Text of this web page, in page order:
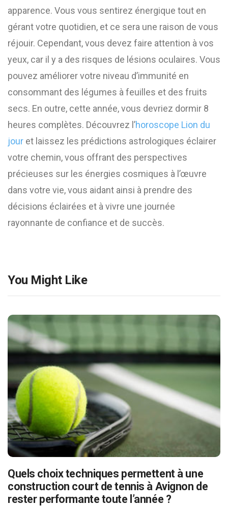
apparence. Vous vous sentirez énergique tout en
gérant votre quotidien, et ce sera une raison de vous
réjouir. Cependant, vous devez faire attention à vos
yeux, car il y a des risques de lésions oculaires. Vous
pouvez améliorer votre niveau d’immunité en
consommant des légumes à feuilles et des fruits
secs. En outre, cette année, vous devriez dormir 8
heures complètes. Découvrez l’horoscope Lion du
jour et laissez les prédictions astrologiques éclairer
votre chemin, vous offrant des perspectives
précieuses sur les énergies cosmiques à l’œuvre
dans votre vie, vous aidant ainsi à prendre des
décisions éclairées et à vivre une journée
rayonnante de confiance et de succès.
You Might Like
Quels choix techniques permettent à une
construction court de tennis à Avignon de
rester performante toute l’année ?